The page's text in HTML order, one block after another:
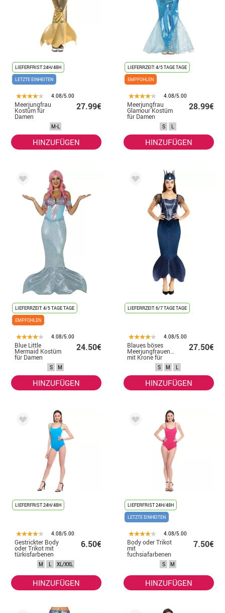
LIEFERFRIST 24H/48H
LETZTE EINHEITEN
4.08/5.00
Meerjungfrau
Kostüm für
Damen
27.99€
M-L
HINZUFÜGEN
LIEFERRZEIT: 4/5 TAGE TAGE
EMPFOHLEN
4.08/5.00
Meerjungfrau
Glamour Kostüm
für Damen
28.99€
S L
HINZUFÜGEN
LIEFERRZEIT: 4/5 TAGE TAGE
EMPFOHLEN
4.08/5.00
Blue Little
Mermaid Kostüm
für Damen
24.50€
S M
HINZUFÜGEN
LIEFERRZEIT: 6/7 TAGE TAGE
4.08/5.00
Blaues böses
Meerjungfrauenkostüm
mit Krone für
27.50€
S M L
HINZUFÜGEN
LIEFERFRIST 24H/48H
4.08/5.00
Gestrickter Body
oder Trikot mit
türkisfarbenen
Trägern für
6.50€
M L XL/XXL
HINZUFÜGEN
LIEFERFRIST 24H/48H
LETZTE EINHEITEN
4.08/5.00
Body oder Trikot
mit
fuchsiafarbenen
7.50€
S M
HINZUFÜGEN